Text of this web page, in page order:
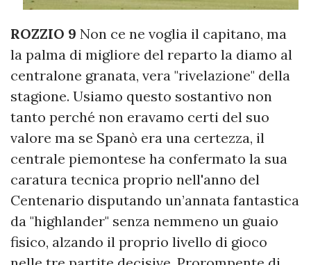
ROZZIO 9 Non ce ne voglia il capitano, ma
la palma di migliore del reparto la diamo al
centralone granata, vera "rivelazione" della
stagione. Usiamo questo sostantivo non
tanto perché non eravamo certi del suo
valore ma se Spanò era una certezza, il
centrale piemontese ha confermato la sua
caratura tecnica proprio nell'anno del
Centenario disputando un’annata fantastica
da "highlander" senza nemmeno un guaio
fisico, alzando il proprio livello di gioco